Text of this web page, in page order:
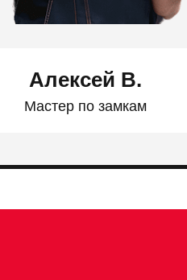
Алексей В.
Мастер по замкам